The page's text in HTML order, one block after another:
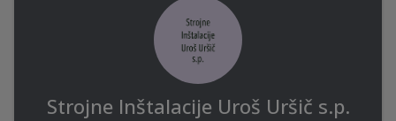
Strojne Inštalacije Uroš Uršič s.p.